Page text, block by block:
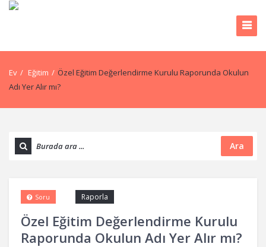
Ev / Eğitim / Özel Eğitim Değerlendirme Kurulu Raporunda Okulun
Adı Yer Alır mı?
Ara
Özel Eğitim Değerlendirme Kurulu
Raporunda Okulun Adı Yer Alır mı?
Raporla
Soru